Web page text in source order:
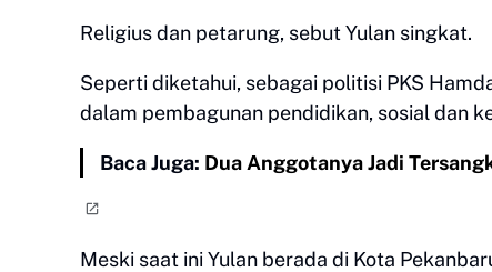
Religius dan petarung, sebut Yulan singkat.
Seperti diketahui, sebagai politisi PKS
dalam pembagunan pendidikan, sosial dan
Baca Juga: Dua Anggotanya Jadi
Meski saat ini Yulan berada di Kota